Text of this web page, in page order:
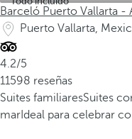
Barceló Puerto Vallarta -
Puerto Vallarta,
4.2/5
11598 reseñas
Suites familiaresSuites
mar Ideal para celebrar